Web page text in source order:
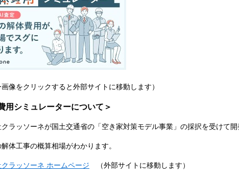
画像をクリックすると外部サイトに移動します）
用シミュレーターについて＞
ラッソーネが国土交通省の「空き家対策モデル事業」の採択を受けて開
体工事の概算相場がわかります。
ラッソーネ ホームページ （外部サイトに移動します）